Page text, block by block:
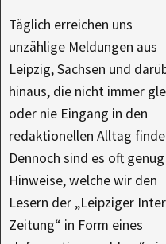
Täglich erreichen uns
unzählige Meldungen aus
Leipzig, Sachsen und
hinaus, die nicht immer
oder nie Eingang in den
redaktionellen Alltag
Dennoch sind es oft genug
Hinweise, welche wir den
Lesern der „Leipziger
Zeitung“ in Form eines